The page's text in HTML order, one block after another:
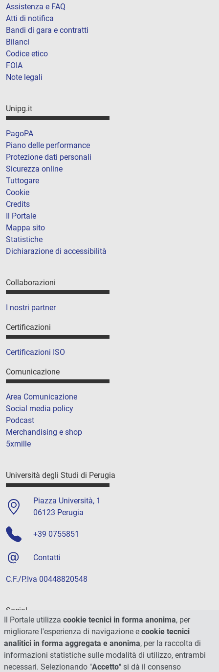
Assistenza e FAQ
Atti di notifica
Bandi di gara e contratti
Bilanci
Codice etico
FOIA
Note legali
Unipg.it
PagoPA
Piano delle performance
Protezione dati personali
Sicurezza online
Tuttogare
Cookie
Credits
Il Portale
Mappa sito
Statistiche
Dichiarazione di accessibilità
Collaborazioni
I nostri partner
Certificazioni
Certificazioni ISO
Comunicazione
Area Comunicazione
Social media policy
Podcast
Merchandising e shop
5xmille
Università degli Studi di Perugia
Piazza Università, 1
06123 Perugia
+39 0755851
Contatti
C.F./P.Iva 00448820548
Social
Il Portale utilizza cookie tecnici in forma anonima, per
migliorare l'esperienza di navigazione e cookie tecnici
analitici in forma aggregata e anonima, per la raccolta di
informazioni statistiche sulle modalità di utilizzo, entrambi
necessari. Selezionando "Accetto" si dà il consenso